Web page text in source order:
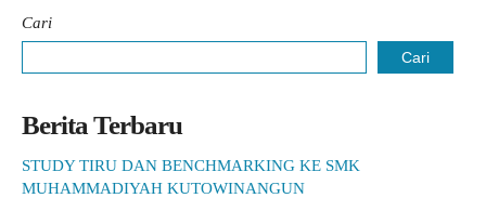
Cari
Cari
Berita Terbaru
STUDY TIRU DAN BENCHMARKING KE SMK
MUHAMMADIYAH KUTOWINANGUN